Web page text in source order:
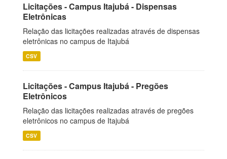
Licitações - Campus Itajubá - Dispensas
Eletrônicas
Relação das licitações realizadas através de dispensas
eletrônicas no campus de Itajubá
CSV
Licitações - Campus Itajubá - Pregões
Eletrônicos
Relação das licitações realizadas através de pregões
eletrônicos no campus de Itajubá
CSV